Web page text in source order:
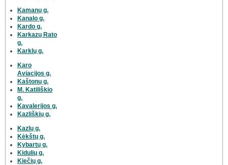
Kamanų g.
Kanalo g.
Kardo g.
Karkazų Rato
g.
Karklų g.
Karo
Aviacijos g.
Kaštonų g.
M. Katiliškio
g.
Kavalerijos g.
Kazliškių g.
Kazlų g.
Kėkštų g.
Kybartų g.
Kidulių g.
Kiečių g.